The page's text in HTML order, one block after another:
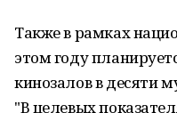
Также в рамках
этом году
кинозалов в десяти
"В целевых